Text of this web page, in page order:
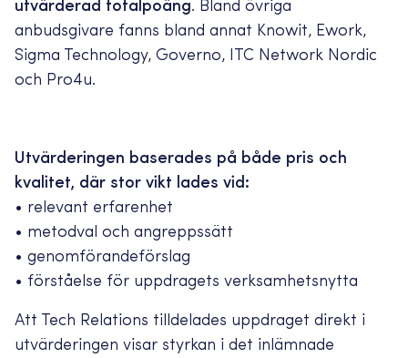
utvärderad totalpoäng. Bland övriga
anbudsgivare fanns bland annat Knowit, Ework,
Sigma Technology, Governo, ITC Network Nordic
och Pro4u.
Utvärderingen baserades på både pris och
kvalitet, där stor vikt lades vid:
• relevant erfarenhet
• metodval och angreppssätt
• genomförandeförslag
• förståelse för uppdragets verksamhetsnytta
Att Tech Relations tilldelades uppdraget direkt i
utvärderingen visar styrkan i det inlämnade